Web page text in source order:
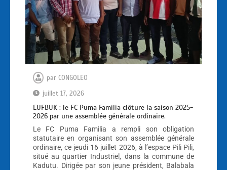
par CONGOLEO
juillet 17, 2026
EUFBUK : le FC Puma Familia clôture la saison 2025-
2026 par une assemblée générale ordinaire.
Le FC Puma Familia a rempli son obligation
statutaire en organisant son assemblée générale
ordinaire, ce jeudi 16 juillet 2026, à l’espace Pili Pili,
situé au quartier Industriel, dans la commune de
Kadutu. Dirigée par son jeune président, Balabala